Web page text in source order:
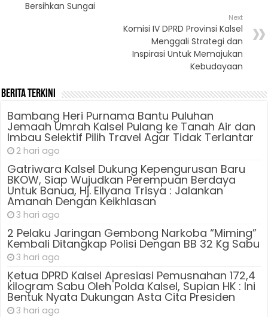
Bersihkan Sungai
Next
Komisi IV DPRD Provinsi Kalsel
Menggali Strategi dan
Inspirasi Untuk Memajukan
Kebudayaan
Berita Terkini
Bambang Heri Purnama Bantu Puluhan
Jemaah Umrah Kalsel Pulang ke Tanah Air dan
Imbau Selektif Pilih Travel Agar Tidak Terlantar
2 hari ago
Gatriwara Kalsel Dukung Kepengurusan Baru
BKOW, Siap Wujudkan Perempuan Berdaya
Untuk Banua, Hj. Ellyana Trisya : Jalankan
Amanah Dengan Keikhlasan
3 hari ago
2 Pelaku Jaringan Gembong Narkoba “Miming”
Kembali Ditangkap Polisi Dengan BB 32 Kg Sabu
3 hari ago
Ķetua DPRD Kalsel Apresiasi Pemusnahan 172,4
kilogram Sabu Oleh Polda Kalsel, Supian HK : Ini
Bentuk Nyata Dukungan Asta Cita Presiden
3 hari ago